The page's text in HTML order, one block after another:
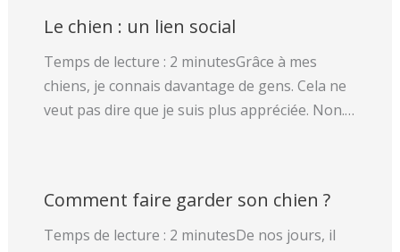
Le chien : un lien social
Temps de lecture : 2 minutesGrâce à mes
chiens, je connais davantage de gens. Cela ne
veut pas dire que je suis plus appréciée. Non.…
Comment faire garder son chien ?
Temps de lecture : 2 minutesDe nos jours, il